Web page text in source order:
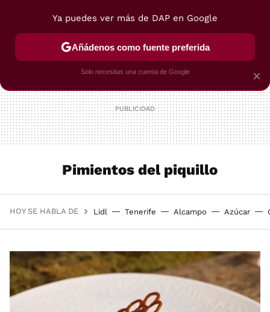
POSTRES VIAJES SELECCIÓN VEGUI
Pimientos del piquillo
HOY SE HABLA DE Lidl Tenerife Alcampo Azúcar
×
Ya puedes ver más de DAP en Google
Añádenos como fuente preferida
Solo necesitas una cuenta de Google